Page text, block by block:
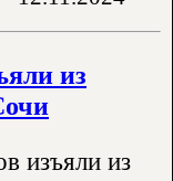
из
изъяли из